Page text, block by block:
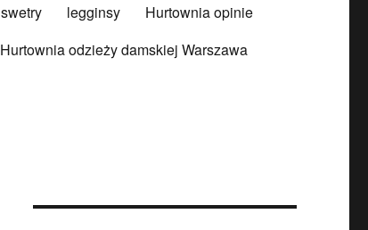
swetry legginsy
Hurtownia opinie
Hurtownia odzieży damskiej Warszawa